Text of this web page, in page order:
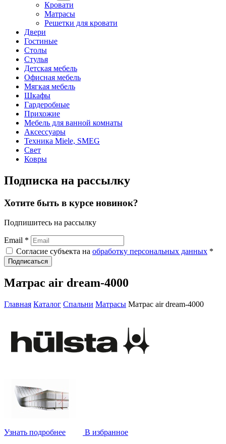
Кровати
Матрасы
Решетки для кровати
Двери
Гостиные
Столы
Стулья
Детская мебель
Офисная мебель
Мягкая мебель
Шкафы
Гардеробные
Прихожие
Мебель для ванной комнаты
Аксессуары
Техника Miele, SMEG
Свет
Ковры
Подписка на рассылку
Хотите быть в курсе новинок?
Подпишитесь на рассылку
Email *
Согласие субъекта на обработку персональных данных *
Подписаться
Матрас air dream-4000
Главная Каталог Спальни Матрасы Матрас air dream-4000
Узнать подробнее В избранное